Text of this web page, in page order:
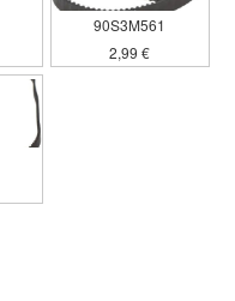
90S3M561
2,99 €